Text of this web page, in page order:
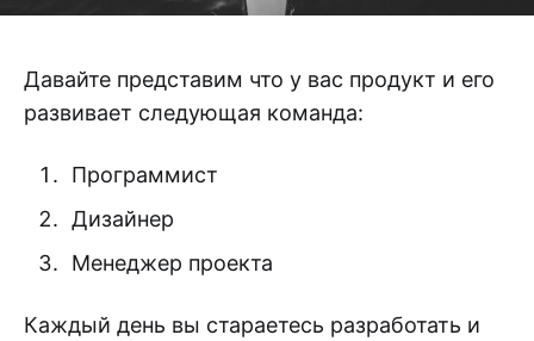
Давайте представим что у вас продукт и его
развивает следующая команда:
Программист
Дизайнер
Менеджер проекта
Каждый день вы стараетесь разработать и